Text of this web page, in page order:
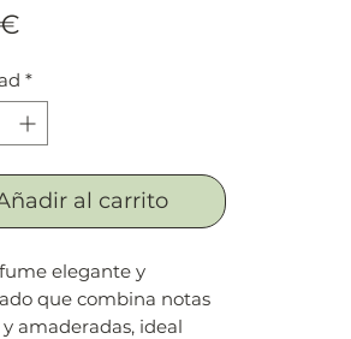
*
al carrito
elegante y
que combina notas
amaderadas, ideal